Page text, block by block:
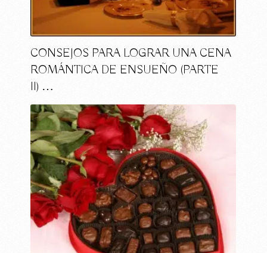
CONSEJOS PARA LOGRAR UNA CENA
ROMÁNTICA DE ENSUEÑO (PARTE
II) …